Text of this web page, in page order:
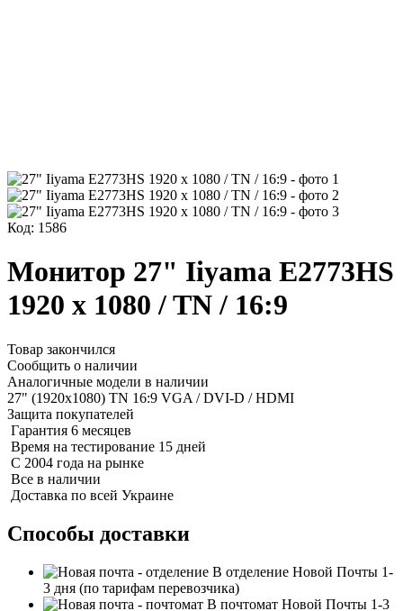
Код: 1586
Монитор 27" Iiyama E2773HS
1920 x 1080 / TN / 16:9
Товар закончился
Сообщить о наличии
Аналогичные модели в наличии
27" (1920x1080) TN 16:9 VGA / DVI-D / HDMI
Защита покупателей
Гарантия 6 месяцев
Время на тестирование 15 дней
С 2004 года на рынке
Все в наличии
Доставка по всей Украине
Способы доставки
В отделение Новой Почты 1-
3 дня (по тарифам перевозчика)
В почтомат Новой Почты 1-3